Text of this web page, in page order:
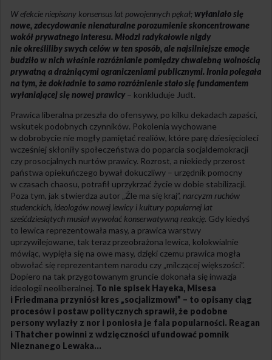
W efekcie niepisany konsensus lat powojennych pękał; wyłaniało się
nowe, zdecydowanie nienaturalne porozumienie skoncentrowane
wokół prywatnego interesu. Młodzi radykałowie nigdy
nie określiliby swych celów w ten sposób, ale najsilniejsze emocje
budziło w nich właśnie rozróżnianie pomiędzy chwalebną wolnością
prywatną a drażniącymi ograniczeniami publicznymi. Ironia polegała
na tym, że dokładnie to samo rozróżnienie stało się fundamentem
wyłaniającej się nowej prawicy – konkluduje Judt.
Prawica liberalna przeszła do ofensywy, po kilku dekadach zapaści,
wskutek podobnych czynników. Pokolenia wychowane
w dobrobycie nie mogły pamiętać realiów, które parę dziesięcioleci
wcześniej skłoniły społeczeństwa do poparcia socjaldemokracji
czy prosocjalnych nurtów prawicy. Rozrost, a niekiedy przerost
państwa opiekuńczego bywał dokuczliwy – urzędnik pomocny
w czasach chaosu, potrafił uprzykrzać życie w dobie stabilizacji.
Poza tym, jak stwierdza autor „Źle ma się kraj”, narcyzm ruchów
studenckich, ideologów nowej lewicy i kultury popularnej lat
sześćdziesiątych musiał wywołać konserwatywną reakcję. Gdy kiedyś
to lewica reprezentowała masy, a prawica warstwy
uprzywilejowane, tak teraz przeobrażona lewica, kolokwialnie
mówiąc, wypięła się na owe masy, dzięki czemu prawica mogła
obwołać się reprezentantem narodu czy „milczącej większości”.
Dopiero na tak przygotowanym gruncie dokonała się inwazja
ideologii neoliberalnej. To nie spisek Hayeka, Misesa
i Friedmana przyniósł kres „socjalizmowi” – to opisany ciąg
procesów i postaw politycznych sprawił, że podobne
persony wylazły z nor i poniosła je fala popularności. Reagan
i Thatcher powinni z wdzięczności ufundować pomnik
Nieznanego Lewaka…